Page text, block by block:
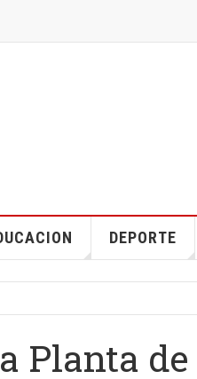
DEPORTE
Planta de